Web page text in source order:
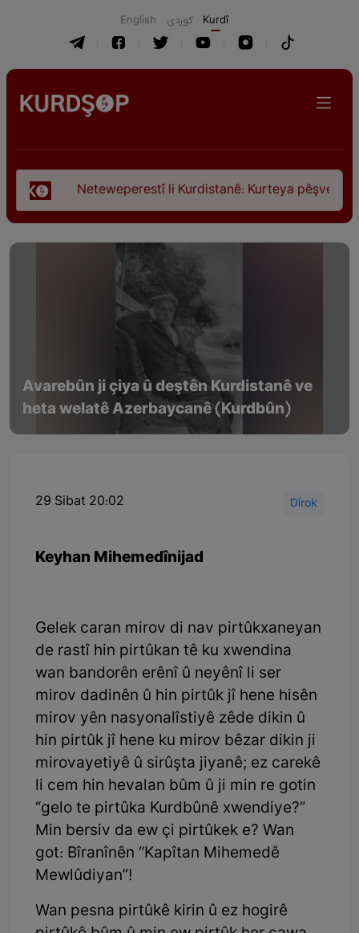
English كوردی Kurdî
Neteweperestî li Kurdistanê: Kurteya pêşveçûna dirokî û
Avarebûn ji çiya û deştên Kurdistanê ve
heta welatê Azerbaycanê (Kurdbûn)
29 Sibat 20:02 Dîrok
Keyhan Mihemedînijad
Gelek caran mirov di nav pirtûkxaneyan
de rastî hin pirtûkan tê ku xwendina
wan bandorên erênî û neyênî li ser
mirov dadinên û hin pirtûk jî hene hisên
mirov yên nasyonalîstiyê zêde dikin û
hin pirtûk jî hene ku mirov bêzar dikin ji
mirovayetiyê û sirûşta jiyanê; ez carekê
li cem hin hevalan bûm û ji min re gotin
“gelo te pirtûka Kurdbûnê xwendiye?”
Min bersiv da ew çi pirtûkek e? Wan
got: Bîranînên “Kapîtan Mihemedê
Mewlûdiyan”!
Wan pesna pirtûkê kirin û ez hogirê